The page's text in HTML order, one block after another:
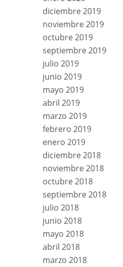
diciembre 2019
noviembre 2019
octubre 2019
septiembre 2019
julio 2019
junio 2019
mayo 2019
abril 2019
marzo 2019
febrero 2019
enero 2019
diciembre 2018
noviembre 2018
octubre 2018
septiembre 2018
julio 2018
junio 2018
mayo 2018
abril 2018
marzo 2018